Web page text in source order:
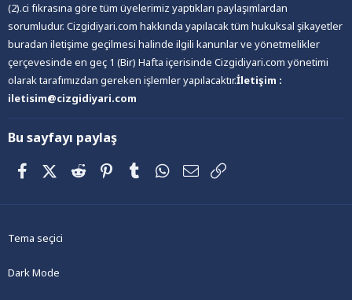
(2).ci fıkrasına göre tüm üyelerimiz yaptıkları paylaşımlardan
sorumludur. Cizgidiyari.com hakkında yapılacak tüm hukuksal şikayetler
buradan iletişime geçilmesi halinde ilgili kanunlar ve yönetmelikler
çerçevesinde en geç 1 (Bir) Hafta içerisinde Cizgidiyari.com yönetimi
olarak tarafımızdan gereken işlemler yapılacaktır.İletişim :
iletisim@cizgidiyari.com
Bu sayfayı paylaş
FacebookX (Twitter)
Reddit PinterestTumblrWhatsApp
E-posta
Tema seçici
Dark Mode